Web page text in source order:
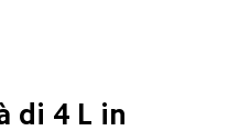
di 4 L in